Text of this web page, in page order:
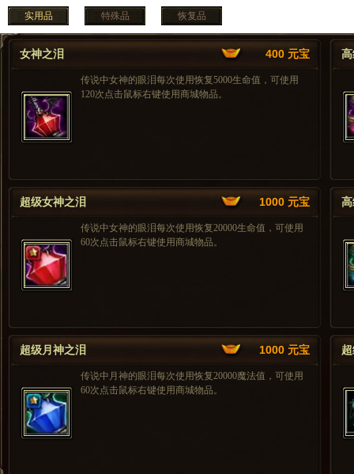
实用品 特殊品 恢复品
女神之泪 400 元宝
传说中女神的眼泪每次使用恢复5000生命值，可使用
120次点击鼠标右键使用商城物品。
超级女神之泪 1000 元宝
传说中女神的眼泪每次使用恢复20000生命值，可使用
60次点击鼠标右键使用商城物品。
超级月神之泪 1000 元宝
传说中月神的眼泪每次使用恢复20000魔法值，可使用
60次点击鼠标右键使用商城物品。